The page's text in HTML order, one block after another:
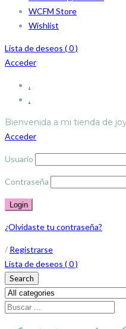
WCFM Store
Wishlist
Lista de deseos (0)
Acceder
.
.
Bienvenida a mi tienda de
Acceder
Usuario
Contraseña
¿Olvidaste tu contraseña?
/ Registrarse
Lista de deseos (0)
Search